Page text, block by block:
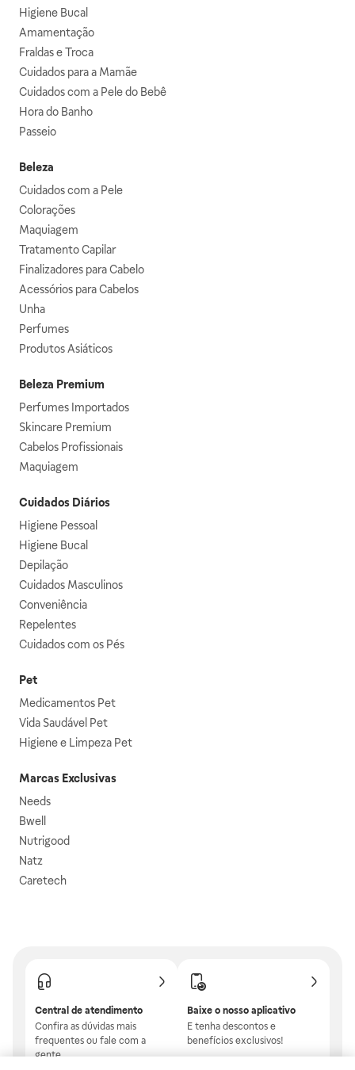
Higiene Bucal
Amamentação
Fraldas e Troca
Cuidados para a Mamãe
Cuidados com a Pele do Bebê
Hora do Banho
Passeio
Beleza
Cuidados com a Pele
Colorações
Maquiagem
Tratamento Capilar
Finalizadores para Cabelo
Acessórios para Cabelos
Unha
Perfumes
Produtos Asiáticos
Beleza Premium
Perfumes Importados
Skincare Premium
Cabelos Profissionais
Maquiagem
Cuidados Diários
Higiene Pessoal
Higiene Bucal
Depilação
Cuidados Masculinos
Conveniência
Repelentes
Cuidados com os Pés
Pet
Medicamentos Pet
Vida Saudável Pet
Higiene e Limpeza Pet
Marcas Exclusivas
Needs
Bwell
Nutrigood
Natz
Caretech
Central de atendimento
Confira as dúvidas mais
frequentes ou fale com a
gente.
Baixe o nosso aplicativo
E tenha descontos e
benefícios exclusivos!